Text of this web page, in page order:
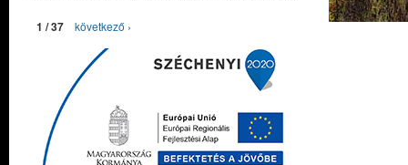
1 / 37 következő ›